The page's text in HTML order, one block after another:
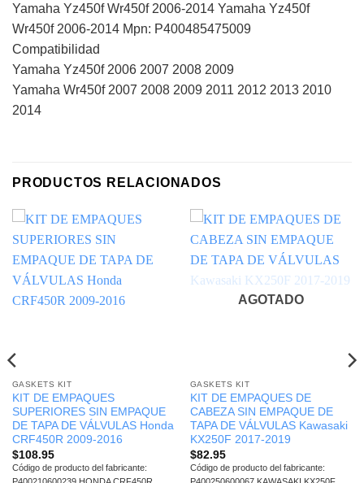
Yamaha Yz450f Wr450f 2006-2014 Yamaha Yz450f
Wr450f 2006-2014 Mpn: P400485475009
Compatibilidad
Yamaha Yz450f 2006 2007 2008 2009
Yamaha Wr450f 2007 2008 2009 2011 2012 2013 2010
2014
PRODUCTOS RELACIONADOS
GASKETS KIT
KIT DE EMPAQUES
SUPERIORES SIN EMPAQUE
DE TAPA DE VÁLVULAS Honda
CRF450R 2009-2016
$108.95
Código de producto del fabricante:
AGOTADO
GASKETS KIT
KIT DE EMPAQUES DE
CABEZA SIN EMPAQUE DE
TAPA DE VÁLVULAS Kawasaki
KX250F 2017-2019
$82.95
Código de producto del fabricante: